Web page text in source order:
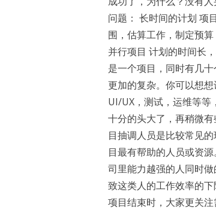
问题： 长时间的计划 项
围，估算工作，制定预
并行项目 计划的时间长
是一个项目，同时有几
更加的复杂。你可以想
UI/UX，测试，运维等等
十分的头大了，再稍微
目抽调人员是比较常见
目最有帮助的人员或资
司里能力越强的人同时
致这类人的工作效率的
项目结束时，大家更关